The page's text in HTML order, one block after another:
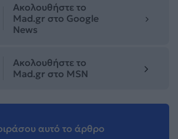
Ακολουθήστε το
Mad.gr στο Google
News
Ακολουθήστε το
Mad.gr στο MSN
αυτό το άρθρο